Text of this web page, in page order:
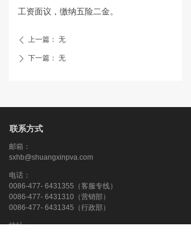
工资面议，缴纳五险二金。
ꄴ 上一篇： 无
ꄲ 下一篇： 无
联系方式
邮箱：
sxhb@shuangxinpva.com
电话：
0086-477- 6431355（客服专线）
0086-477- 6431310（营销部）
0086-477- 6431345（行政部）
地址：